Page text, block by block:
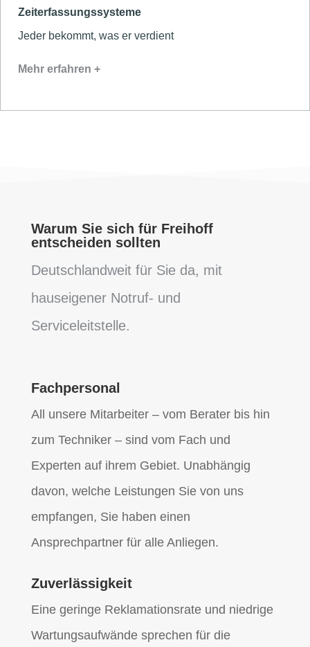
Zeiterfassungssysteme
Jeder bekommt, was er verdient
Mehr erfahren +
Warum Sie sich für Freihoff
entscheiden sollten
Deutschlandweit für Sie da, mit
hauseigener Notruf- und
Serviceleitstelle.
Fachpersonal
All unsere Mitarbeiter – vom Berater bis hin
zum Techniker – sind vom Fach und
Experten auf ihrem Gebiet. Unabhängig
davon, welche Leistungen Sie von uns
empfangen, Sie haben einen
Ansprechpartner für alle Anliegen.
Zuverlässigkeit
Eine geringe Reklamationsrate und niedrige
Wartungsaufwände sprechen für die